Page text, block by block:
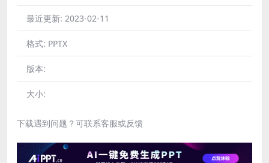
最近更新: 2023-02-11
格式: PPTX
版本:
大小:
下载遇到问题？可联系客服或反馈